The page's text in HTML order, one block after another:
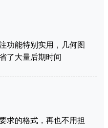
功能特别实用，几何图
了大量后期时间
求的格式，再也不用担